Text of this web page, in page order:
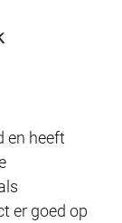
en heeft
er goed op